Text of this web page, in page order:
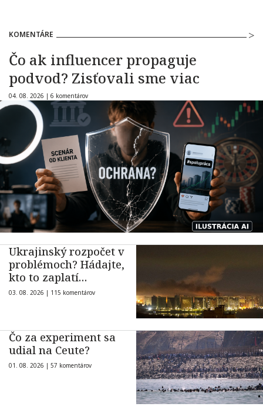
KOMENTÁRE
Čo ak influencer propaguje
podvod? Zisťovali sme viac
04. 08. 2026 | 6 komentárov
Ukrajinský rozpočet v
problémoch? Hádajte,
kto to zaplatí…
03. 08. 2026 | 115 komentárov
Čo za experiment sa
udial na Ceute?
01. 08. 2026 | 57 komentárov